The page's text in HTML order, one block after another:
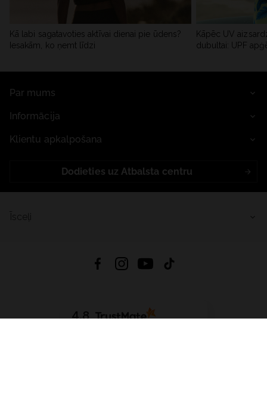
Kā labi sagatavoties aktīvai dienai pie ūdens?
Iesakām, ko ņemt līdzi
Kāpēc UV
dubultai: UPF
Par mums
Informācija
Klientu apkalpošana
Dodieties uz Atbalsta centru
4.8